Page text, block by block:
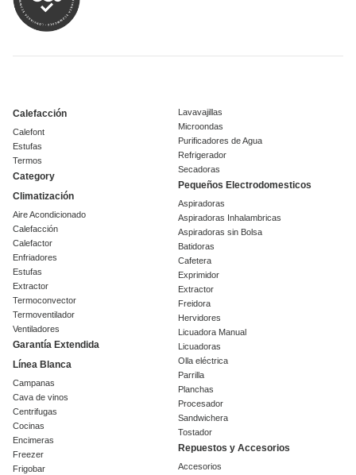
Calefacción
Calefont
Estufas
Termos
Category
Climatización
Aire Acondicionado
Calefacción
Calefactor
Enfriadores
Estufas
Extractor
Termoconvector
Termoventilador
Ventiladores
Garantía Extendida
Línea Blanca
Campanas
Cava de vinos
Centrifugas
Cocinas
Encimeras
Freezer
Frigobar
Lavavajillas
Microondas
Purificadores de Agua
Refrigerador
Secadoras
Pequeños Electrodomesticos
Aspiradoras
Aspiradoras Inhalambricas
Aspiradoras sin Bolsa
Batidoras
Cafetera
Exprimidor
Extractor
Freidora
Hervidores
Licuadora Manual
Licuadoras
Olla eléctrica
Parrilla
Planchas
Procesador
Sandwichera
Tostador
Repuestos y Accesorios
Accesorios